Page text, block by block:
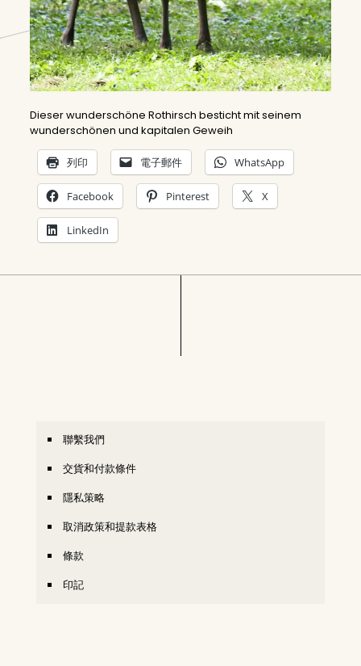
Dieser wunderschöne Rothirsch besticht mit seinem
wunderschönen und kapitalen Geweih
列印 電子郵件 WhatsApp
Facebook Pinterest X
LinkedIn
聯繫我們
交貨和付款條件
隱私策略
取消政策和提款表格
條款
印記